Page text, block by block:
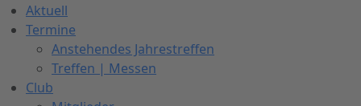
Aktuell
Termine
Anstehendes Jahrestreffen
Treffen | Messen
Club